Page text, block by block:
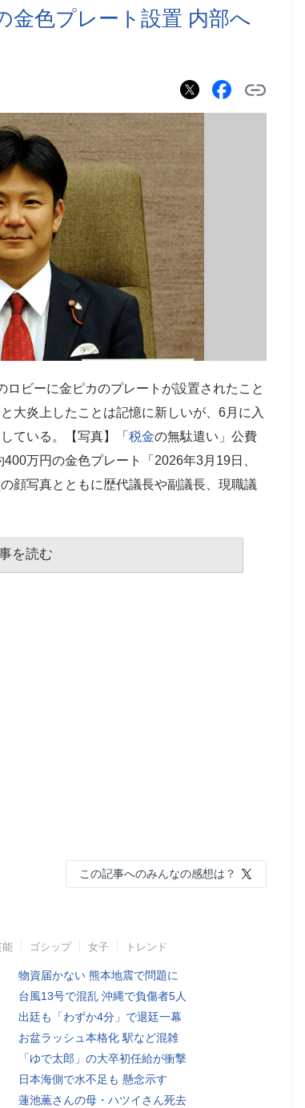
金色プレート設置 内部へ
ロビーに金ピカのプレートが設置されたこと
大炎上したことは記憶に新しいが、6月に入
ている。【写真】「 税金の無駄遣い」公費
万円の金色プレート「2026年3月19日、
顔写真とともに歴代議長や副議長、現職議
を読む
この記事へのみんなの感想は？
能 ゴシップ 女子 トレンド
物資届かない 熊本地震で問題に
台風13号で混乱 沖縄で負傷者5人
出廷も「わずか4分」で退廷一幕
お盆ラッシュ本格化 駅など混雑
「ゆで太郎」の大卒初任給が衝撃
日本海側で水不足も 懸念示す
蓮池薫さんの母・ハツイさん死去